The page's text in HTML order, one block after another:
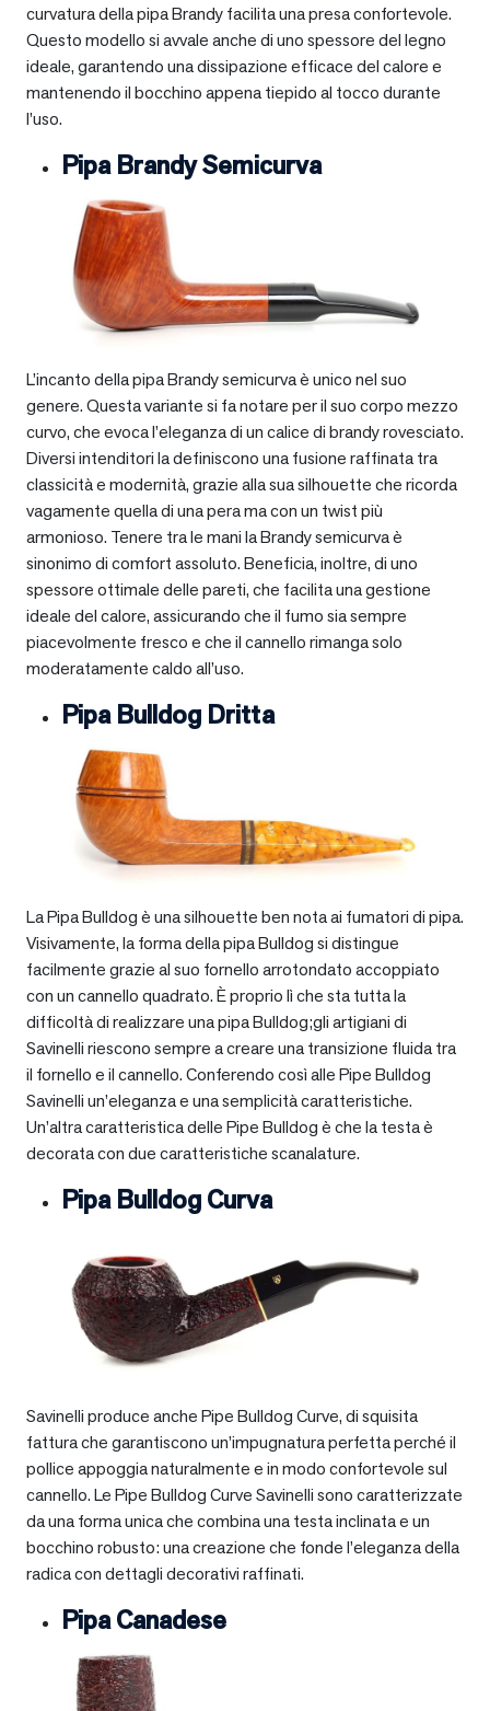
curvatura della pipa Brandy facilita una presa confortevole.
Questo modello si avvale anche di uno spessore del legno
ideale, garantendo una dissipazione efficace del calore e
mantenendo il bocchino appena tiepido al tocco durante
l’uso.
Pipa Brandy Semicurva
L’incanto della pipa Brandy semicurva è unico nel suo
genere. Questa variante si fa notare per il suo corpo mezzo
curvo, che evoca l’eleganza di un calice di brandy rovesciato.
Diversi intenditori la definiscono una fusione raffinata tra
classicità e modernità, grazie alla sua silhouette che ricorda
vagamente quella di una pera ma con un twist più
armonioso. Tenere tra le mani la Brandy semicurva è
sinonimo di comfort assoluto. Beneficia, inoltre, di uno
spessore ottimale delle pareti, che facilita una gestione
ideale del calore, assicurando che il fumo sia sempre
piacevolmente fresco e che il cannello rimanga solo
moderatamente caldo all’uso.
Pipa Bulldog Dritta
La Pipa Bulldog è una silhouette ben nota ai fumatori di pipa.
Visivamente, la forma della pipa Bulldog si distingue
facilmente grazie al suo fornello arrotondato accoppiato
con un cannello quadrato. È proprio lì che sta tutta la
difficoltà di realizzare una pipa Bulldog;gli artigiani di
Savinelli riescono sempre a creare una transizione fluida tra
il fornello e il cannello. Conferendo così alle Pipe Bulldog
Savinelli un’eleganza e una semplicità caratteristiche.
Un’altra caratteristica delle Pipe Bulldog è che la testa è
decorata con due caratteristiche scanalature.
Pipa Bulldog Curva
Savinelli produce anche Pipe Bulldog Curve, di squisita
fattura che garantiscono un’impugnatura perfetta perché il
pollice appoggia naturalmente e in modo confortevole sul
cannello. Le Pipe Bulldog Curve Savinelli sono caratterizzate
da una forma unica che combina una testa inclinata e un
bocchino robusto: una creazione che fonde l’eleganza della
radica con dettagli decorativi raffinati.
Pipa Canadese